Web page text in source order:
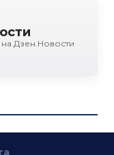
Дзен.Новости